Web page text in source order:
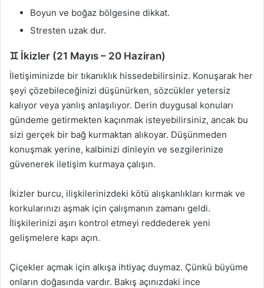
Boyun ve boğaz bölgesine dikkat.
Stresten uzak dur.
♊ İkizler (21 Mayıs – 20 Haziran)
İletişiminizde bir tıkanıklık hissedebilirsiniz. Konuşarak her
şeyi çözebileceğinizi düşünürken, sözcükler yetersiz
kalıyor veya yanlış anlaşılıyor. Derin duygusal konuları
gündeme getirmekten kaçınmak isteyebilirsiniz, ancak bu
sizi gerçek bir bağ kurmaktan alıkoyar. Düşünmeden
konuşmak yerine, kalbinizi dinleyin ve sezgilerinize
güvenerek iletişim kurmaya çalışın.
İkizler burcu, ilişkilerinizdeki kötü alışkanlıkları kırmak ve
korkularınızı aşmak için çalışmanın zamanı geldi.
İlişkilerinizi aşırı kontrol etmeyi reddederek yeni
gelişmelere kapı açın.
Çiçekler açmak için alkışa ihtiyaç duymaz. Çünkü büyüme
onların doğasında vardır. Bakış açınızdaki ince